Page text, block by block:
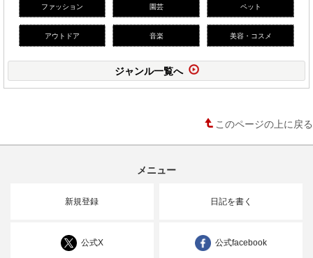
ファッション 園芸 ペット
アウトドア 音楽 美容・コスメ
ジャンル一覧へ
このページの上に戻る
メニュー
新規登録 日記を書く
公式X 公式facebook